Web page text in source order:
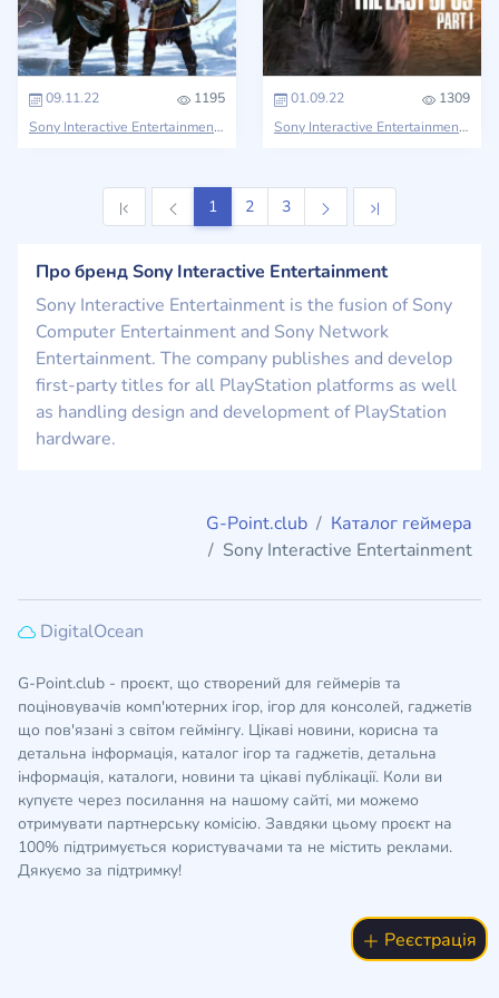
09.11.22
1195
Sony Interactive Entertainment
God of War
01.09.22
1309
Sony Interactive Entertainment
1 2 3
Про бренд Sony Interactive Entertainment
Sony Interactive Entertainment is the fusion of Sony
Computer Entertainment and Sony Network
Entertainment. The company publishes and develop
first-party titles for all PlayStation platforms as well
as handling design and development of PlayStation
hardware.
G-Point.club
Каталог геймера
Sony Interactive Entertainment
DigitalOcean
G-Point.club - проєкт, що створений для геймерів та
поціновувачів комп'ютерних ігор, ігор для консолей, гаджетів
що пов'язані з світом геймінгу. Цікаві новини, корисна та
детальна інформація, каталог ігор та гаджетів, детальна
інформація, каталоги, новини та цікаві публікації. Коли ви
купуєте через посилання на нашому сайті, ми можемо
отримувати партнерську комісію. Завдяки цьому проєкт на
100% підтримується користувачами та не містить реклами.
Дякуємо за підтримку!
Реєстрація